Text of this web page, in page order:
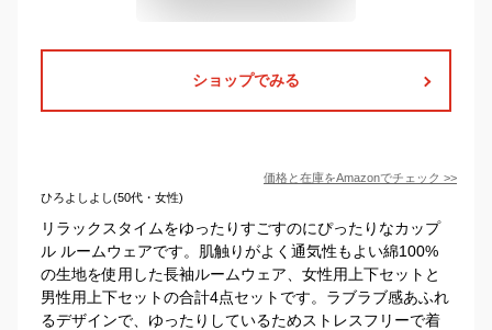
ショップでみる
価格と在庫をAmazonでチェック >>
ひろよしよし(50代・女性)
リラックスタイムをゆったりすごすのにぴったりなカップ
ル ルームウェアです。肌触りがよく通気性もよい綿100%
の生地を使用した長袖ルームウェア、女性用上下セットと
男性用上下セットの合計4点セットです。ラブラブ感あふれ
るデザインで、ゆったりしているためストレスフリーで着